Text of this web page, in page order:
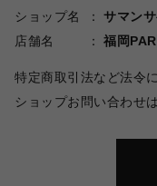
ショップ名
サマン
店舗名
福岡
特定商取引法など法令
ショップお問い合わせは